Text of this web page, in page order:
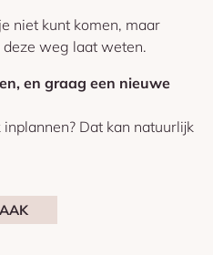
niet kunt komen, maar
weg laat weten.
en graag een nieuwe
Dat kan natuurlijk